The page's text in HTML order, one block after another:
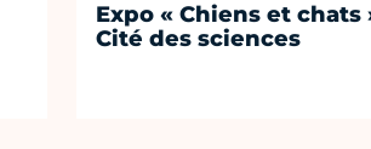
Expo « Chiens et chats
Cité des sciences